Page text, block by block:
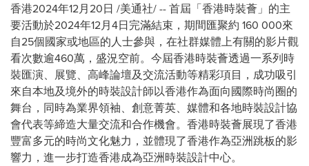
香港2024年12月20日 /美通社/ -- 首屆「香港時裝薈」的主
要活動於2024年12月4日完滿結束，期間匯聚約 160 000來
自25個國家或地區的人士參與，在社群媒體上有關的影片觀
看次數逾460萬，盛況空前。今屆香港時裝薈透過一系列時
裝匯演、展覽、高峰論壇及交流活動等精彩項目，成功吸引
來自本地及境外的時裝設計師以香港作為面向國際時尚圈的
舞台，同時為業界領袖、創意菁英、媒體和各地時裝設計協
會代表等締造大量交流和合作機會。香港時裝薈展現了香港
豐富多元的時尚文化魅力，並體現了香港作為亞洲跳板的影
響力，進一步打造香港成為亞洲時裝設計中心。